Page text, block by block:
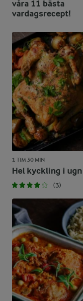
våra 11 bästa
vardagsrecept!
1 TIM 30 MIN
Hel kyckling i ugn
(3)